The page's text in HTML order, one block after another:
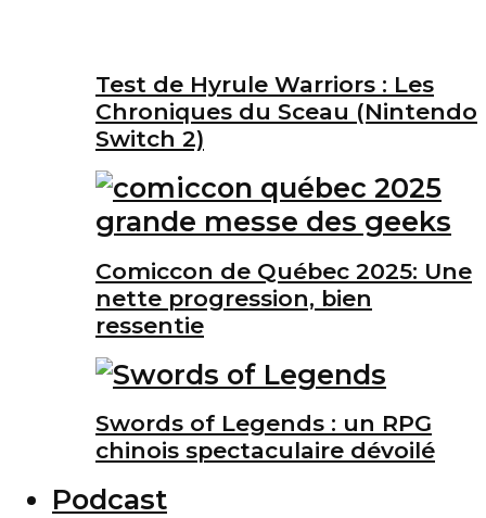
Test de Hyrule Warriors : Les
Chroniques du Sceau (Nintendo
Switch 2)
Comiccon de Québec 2025: Une
nette progression, bien
ressentie
Swords of Legends : un RPG
chinois spectaculaire dévoilé
Podcast